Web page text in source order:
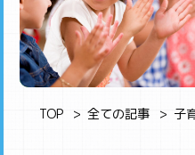
TOP 全ての記事 子